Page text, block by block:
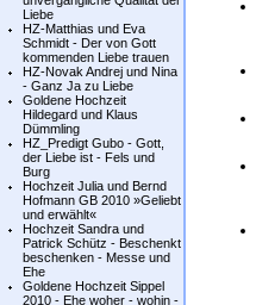
Liebe
HZ-Matthias und Eva
Schmidt - Der von Gott
kommenden Liebe trauen
HZ-Novak Andrej und Nina
- Ganz Ja zu Liebe
Goldene Hochzeit
Hildegard und Klaus
Dümmling
HZ_Predigt Gubo - Gott,
der Liebe ist - Fels und
Burg
Hochzeit Julia und Bernd
Hofmann GB 2010 »Geliebt
und erwählt«
Hochzeit Sandra und
Patrick Schütz - Beschenkt
beschenken - Messe und
Ehe
Goldene Hochzeit Sippel
2010 - Ehe woher - wohin -